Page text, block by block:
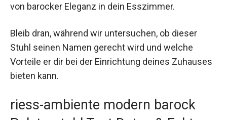
von barocker Eleganz in dein Esszimmer.
Bleib dran, während wir untersuchen, ob dieser
Stuhl seinen Namen gerecht wird und welche
Vorteile er dir bei der Einrichtung deines Zuhauses
bieten kann.
riess-ambiente modern barock